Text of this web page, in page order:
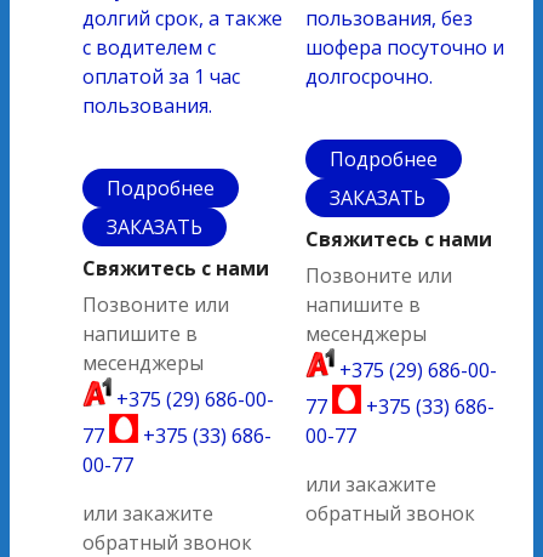
долгий срок, а также
с водителем с
оплатой за 1 час
пользования.
Подробнее
ЗАКАЗАТЬ
Свяжитесь с нами
Позвоните или
напишите в
месенджеры
+375 (29) 686-00-
77
+375 (33) 686-
00-77
или закажите
обратный звонок
пользования, без
шофера посуточно и
долгосрочно.
Подробнее
ЗАКАЗАТЬ
Свяжитесь с нами
Позвоните или
напишите в
месенджеры
+375 (29) 686-00-
77
+375 (33) 686-
00-77
или закажите
обратный звонок